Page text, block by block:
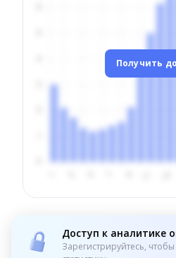
Получить
Доступ к аналитике
Зарегистрируйтесь,